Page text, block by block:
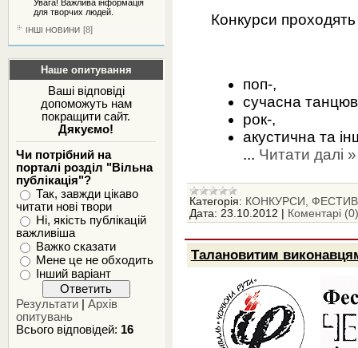
Увага! Важлива інформація
для творчих людей.
ІНШІ НОВИНИ [8]
Наше опитування
Ваші відповіді
допоможуть нам
покращити сайт.
Дякуємо!
Чи потрібний на
порталі розділ "Вільна
публікація"?
Так, завжди цікаво
читати нові твори
Ні, якість публікацій
важливіша
Важко сказати
Мене це не обходить
Інший варіант
Результати |Архів
опитувань
Всього відповідей: 16
Конкурси
поп-,
сучасна
рок-,
акустична та
... Читати далі »
Категорія: КОНКУРСИ,
Дата: 23.10.2012 Коментарі (0)
Талановитим